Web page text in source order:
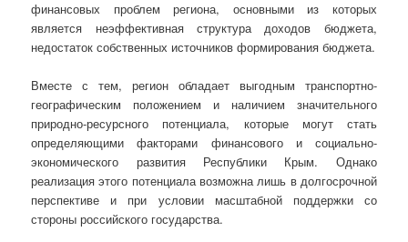
финансовых проблем региона, основными из которых
является неэффективная структура доходов бюджета,
недостаток собственных источников формирования бюджета.
Вместе с тем, регион обладает выгодным транспортно-
географическим положением и наличием значительного
природно-ресурсного потенциала, которые могут стать
определяющими факторами финансового и социально-
экономического развития Республики Крым. Однако
реализация этого потенциала возможна лишь в долгосрочной
перспективе и при условии масштабной поддержки со
стороны российского государства.